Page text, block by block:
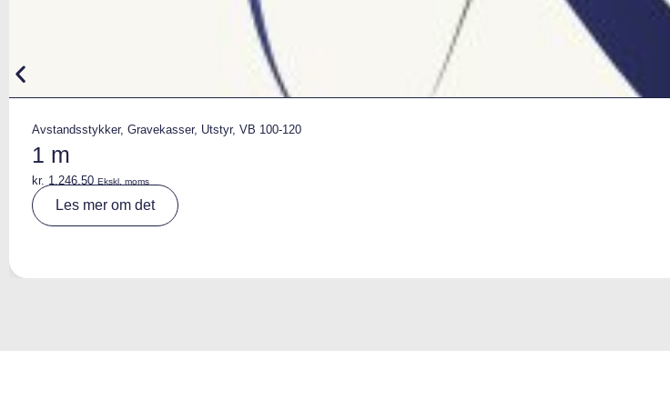
Avstandsstykker, Gravekasser, Utstyr, VB 100-120
1 m
kr. 1.246,50 Ekskl. moms
Les mer om det